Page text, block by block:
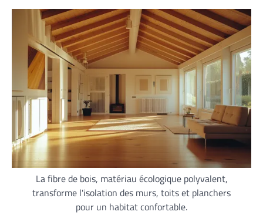
La fibre de bois, matériau écologique polyvalent,
transforme l'isolation des murs, toits et planchers
pour un habitat confortable.